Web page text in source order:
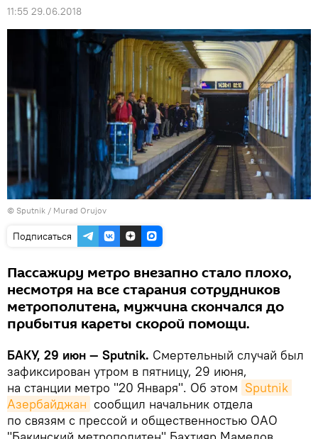
11:55 29.06.2018
© Sputnik / Murad Orujov
Подписаться
Пассажиру метро внезапно стало плохо,
несмотря на все старания сотрудников
метрополитена, мужчина скончался до
прибытия кареты скорой помощи.
БАКУ, 29 июн — Sputnik. Смертельный случай был
зафиксирован утром в пятницу, 29 июня,
на станции метро "20 Января". Об этом Sputnik
Азербайджан сообщил начальник отдела
по связям с прессой и общественностью ОАО